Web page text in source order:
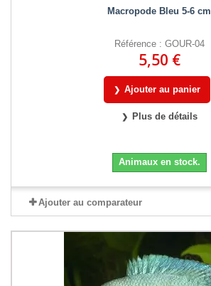
Macropode Bleu 5-6 cm
Référence : GOUR-04
5,50 €
Ajouter au panier
Plus de détails
Animaux en stock.
Ajouter au comparateur